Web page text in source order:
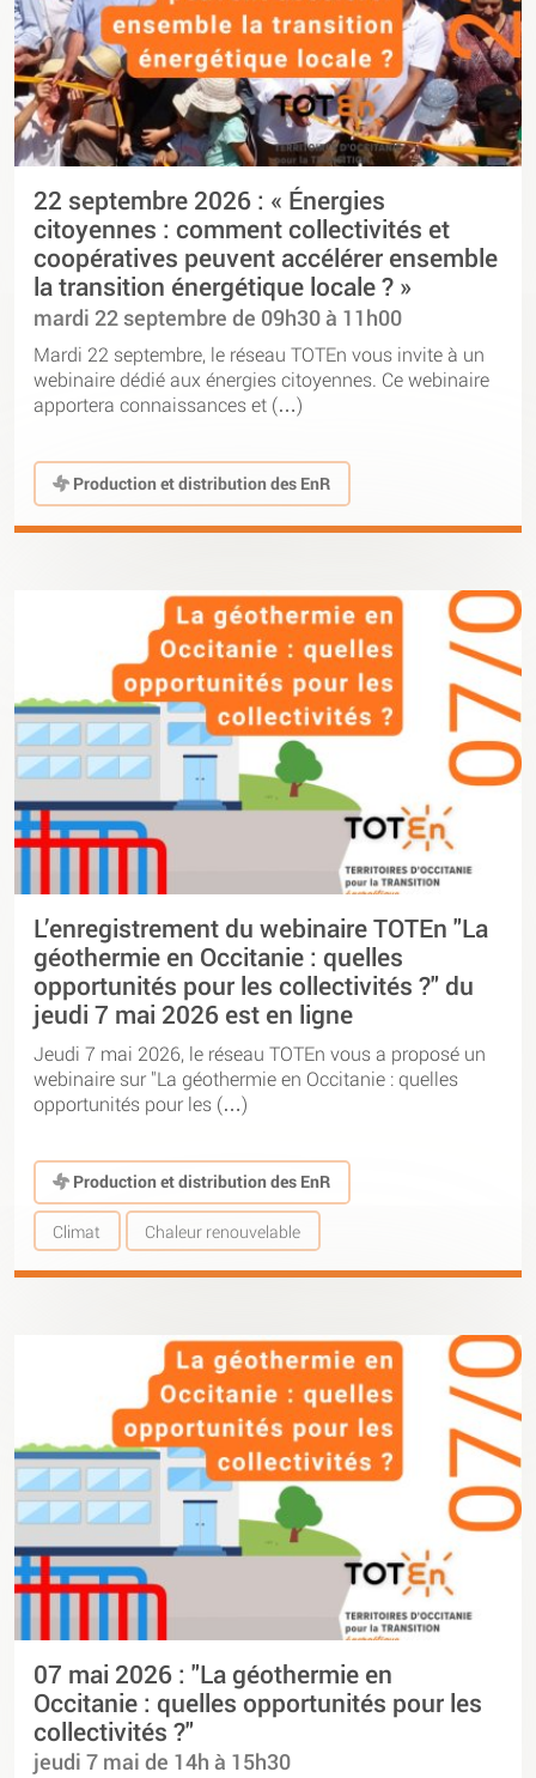
22 septembre 2026 : « Énergies
citoyennes : comment collectivités et
coopératives peuvent accélérer ensemble
la transition énergétique locale ? »
mardi 22 septembre de 09h30 à 11h00
Mardi 22 septembre, le réseau TOTEn vous invite à un
webinaire dédié aux énergies citoyennes. Ce webinaire
apportera connaissances et (…)
Production et distribution des EnR
L’enregistrement du webinaire TOTEn "La
géothermie en Occitanie : quelles
opportunités pour les collectivités ?" du
jeudi 7 mai 2026 est en ligne
Jeudi 7 mai 2026, le réseau TOTEn vous a proposé un
webinaire sur "La géothermie en Occitanie : quelles
opportunités pour les (…)
Production et distribution des EnR
Climat Chaleur renouvelable
07 mai 2026 : "La géothermie en
Occitanie : quelles opportunités pour les
collectivités ?"
jeudi 7 mai de 14h à 15h30